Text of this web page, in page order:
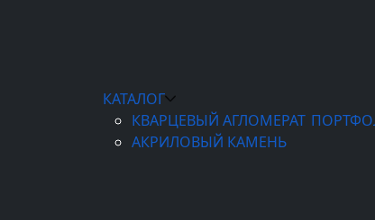
КАТАЛОГ
КВАРЦЕВЫЙ АГЛОМЕРАТ
АКРИЛОВЫЙ КАМЕНЬ